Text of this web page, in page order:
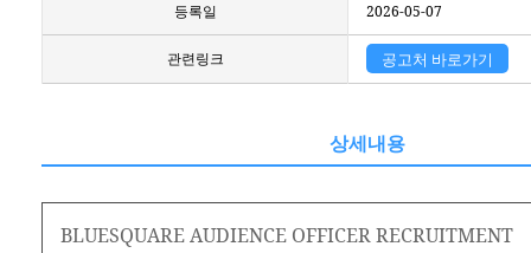
등록일 2026-05-07
관련링크 공고처 바로가기
상세내용
BLUESQUARE AUDIENCE OFFICER RECRUITMENT